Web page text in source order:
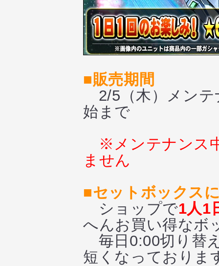
■販売期間
2/5（木）メンテ
始まで
※メンテナンス
ません
■セットボックス
ショップで1人1
へんお買い得なボ
毎日0:00切り替
短くなっておりま